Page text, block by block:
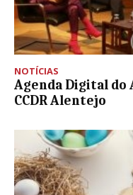
NOTÍCIAS
Agenda Digital do
CCDR Alentejo